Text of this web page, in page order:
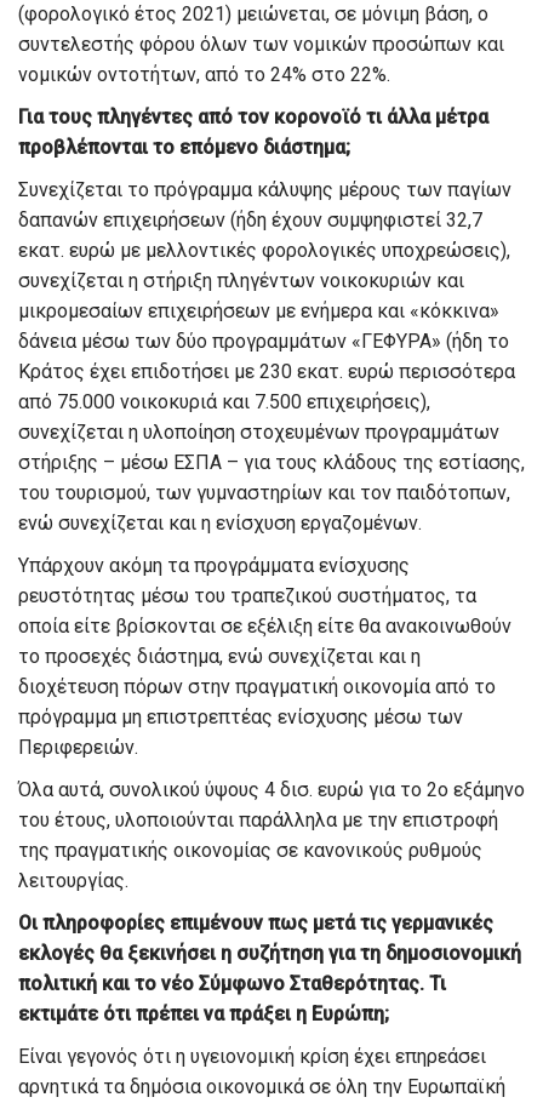
(φορολογικό έτος 2021) μειώνεται, σε μόνιμη βάση, ο
συντελεστής φόρου όλων των νομικών προσώπων και
νομικών οντοτήτων, από το 24% στο 22%.
Για τους πληγέντες από τον κορονοϊό τι άλλα μέτρα
προβλέπονται το επόμενο διάστημα;
Συνεχίζεται το πρόγραμμα κάλυψης μέρους των παγίων
δαπανών επιχειρήσεων (ήδη έχουν συμψηφιστεί 32,7
εκατ. ευρώ με μελλοντικές φορολογικές υποχρεώσεις),
συνεχίζεται η στήριξη πληγέντων νοικοκυριών και
μικρομεσαίων επιχειρήσεων με ενήμερα και «κόκκινα»
δάνεια μέσω των δύο προγραμμάτων «ΓΕΦΥΡΑ» (ήδη το
Κράτος έχει επιδοτήσει με 230 εκατ. ευρώ περισσότερα
από 75.000 νοικοκυριά και 7.500 επιχειρήσεις),
συνεχίζεται η υλοποίηση στοχευμένων προγραμμάτων
στήριξης – μέσω ΕΣΠΑ – για τους κλάδους της εστίασης,
του τουρισμού, των γυμναστηρίων και τον παιδότοπων,
ενώ συνεχίζεται και η ενίσχυση εργαζομένων.
Υπάρχουν ακόμη τα προγράμματα ενίσχυσης
ρευστότητας μέσω του τραπεζικού συστήματος, τα
οποία είτε βρίσκονται σε εξέλιξη είτε θα ανακοινωθούν
το προσεχές διάστημα, ενώ συνεχίζεται και η
διοχέτευση πόρων στην πραγματική οικονομία από το
πρόγραμμα μη επιστρεπτέας ενίσχυσης μέσω των
Περιφερειών.
Όλα αυτά, συνολικού ύψους 4 δισ. ευρώ για το 2ο εξάμηνο
του έτους, υλοποιούνται παράλληλα με την επιστροφή
της πραγματικής οικονομίας σε κανονικούς ρυθμούς
λειτουργίας.
Οι πληροφορίες επιμένουν πως μετά τις γερμανικές
εκλογές θα ξεκινήσει η συζήτηση για τη δημοσιονομική
πολιτική και το νέο Σύμφωνο Σταθερότητας. Τι
εκτιμάτε ότι πρέπει να πράξει η Ευρώπη;
Είναι γεγονός ότι η υγειονομική κρίση έχει επηρεάσει
αρνητικά τα δημόσια οικονομικά σε όλη την Ευρωπαϊκή